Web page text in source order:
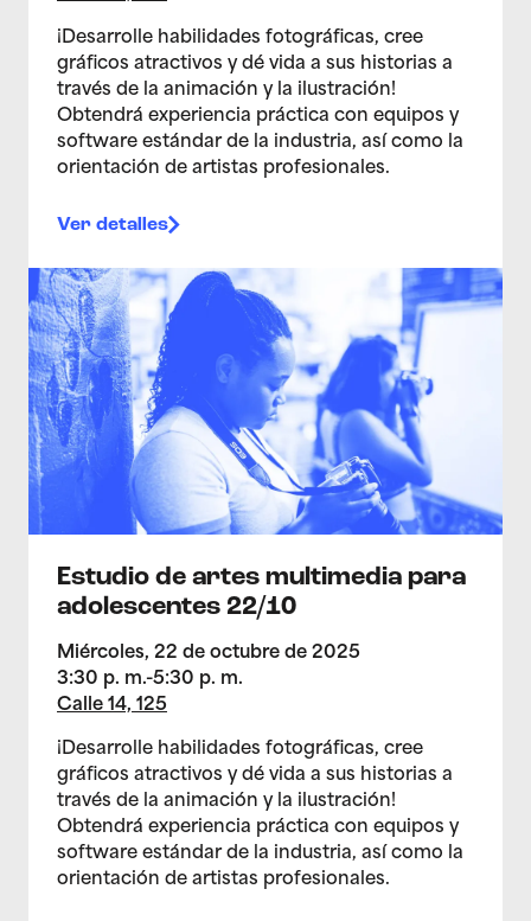
¡Desarrolle habilidades fotográficas, cree
gráficos atractivos y dé vida a sus historias a
través de la animación y la ilustración!
Obtendrá experiencia práctica con equipos y
software estándar de la industria, así como la
orientación de artistas profesionales.
Ver detalles
>Estudio de artes multimedia para adolescentes 22/
Estudio de artes multimedia para
adolescentes 22/10
Miércoles, 22 de octubre de 2025
3:30 p. m.-5:30 p. m.
Calle 14, 125
¡Desarrolle habilidades fotográficas, cree
gráficos atractivos y dé vida a sus historias a
través de la animación y la ilustración!
Obtendrá experiencia práctica con equipos y
software estándar de la industria, así como la
orientación de artistas profesionales.